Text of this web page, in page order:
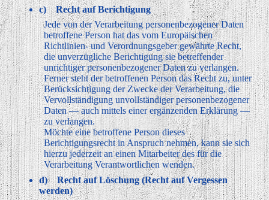
c) Recht auf Berichtigung
Jede von der Verarbeitung personenbezogener Daten
betroffene Person hat das vom Europäischen
Richtlinien- und Verordnungsgeber gewährte Recht,
die unverzügliche Berichtigung sie betreffender
unrichtiger personenbezogener Daten zu verlangen.
Ferner steht der betroffenen Person das Recht zu, unter
Berücksichtigung der Zwecke der Verarbeitung, die
Vervollständigung unvollständiger personenbezogener
Daten — auch mittels einer ergänzenden Erklärung —
zu verlangen.
Möchte eine betroffene Person dieses
Berichtigungsrecht in Anspruch nehmen, kann sie sich
hierzu jederzeit an einen Mitarbeiter des für die
Verarbeitung Verantwortlichen wenden.
d) Recht auf Löschung (Recht auf Vergessen
werden)